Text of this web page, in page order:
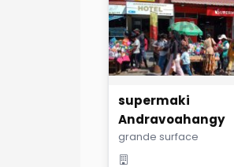
supermaki
Andravoahangy
grande surface